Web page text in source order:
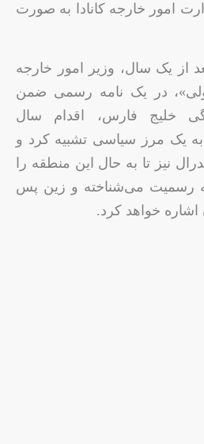
امور خارجه کانادا به صورت
از یک سال، وزیر امور خارجه
جولی»، در یک نامه رسمی ضمن
خلیج فارس، اقدام سال
یک مرز سیاسی تشبیه کرد و
نیز تا به حال این منطقه را
رسمیت می‌شناخته و زین پس
اشاره خواهد کرد.